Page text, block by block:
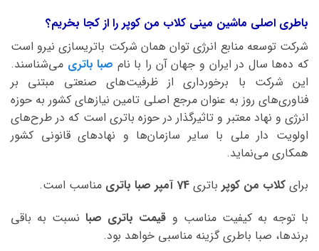
باطری اصلی ماشین مینی کلاب من کوپر را از کجا بخریم؟
شرکت توسعه منابع انرژی توان همان شرکت باتریسازی نیرو است
که ده‌ها سال در ایران و جهان آن را با نام صبا باتری می‌شناسند.
این شرکت با برخورداری از ظرفیت‌های صنعتی مبتنی بر
فناوری‌های روز به عنوان مرجع اصلی تامین نیازهای کشور به حوزه
انرژی و نهاد معتبر و تاثیرگذار در حوزه باتری است که در طرح‌های
اولویت دار ملی با سایر سازمان‌ها و نهادهای قانونی کشور
همکاری می‌نماید.
برای کلاب من کوپر باتری باتری مناسب است.
با توجه به کیفیت مناسب و قیمت باتری صبانسبت به باقی
برندها، صبا باطری گزینه مناسبی خواهد بود.